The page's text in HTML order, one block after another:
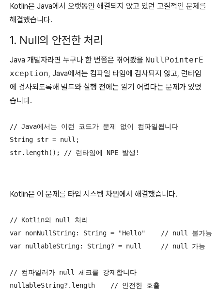
Kotlin은 Java에서 오랫동안 해결되지 않고 있던 고질적인 문제를
해결했습니다.
1. Null의 안전한 처리
Java 개발자라면 누구나 한 번쯤은 겪어봤을 NullPointerE
xception, Java에서는 컴파일 타임에 검사되지 않고, 런타임
에 검사되도록해 빌드와 실행 전에는 알기 어렵다는 문제가 있었
습니다.
// Java에서는 이런 코드가 문제 없이 컴파일됩니다
String str = null;
str.length(); // 런타임에 NPE 발생!
Kotlin은 이 문제를 타입 시스템 차원에서 해결했습니다.
// Kotlin의 null 처리
var nonNullString: String = "Hello"    // null 불가능
var nullableString: String? = null     // null 가능
// 컴파일러가 null 체크를 강제합니다
nullableString?.length    // 안전한 호출